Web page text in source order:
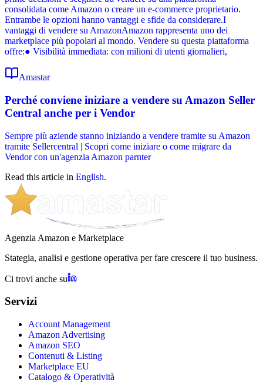
consolidata come Amazon o creare un e-commerce proprietario.
Entrambe le opzioni hanno vantaggi e sfide da considerare.I
vantaggi di vendere su AmazonAmazon rappresenta uno dei
marketplace più popolari al mondo. Vendere su questa piattaforma
offre:● Visibilità immediata: con milioni di utenti giornalieri,
Amastar
Perché conviene iniziare a vendere su Amazon Seller
Central anche per i Vendor
Sempre più aziende stanno iniziando a vendere tramite su Amazon
tramite Sellercentral | Scopri come iniziare o come migrare da
Vendor con un'agenzia Amazon parnter
Read this article in English.
Agenzia Amazon e Marketplace
Stategia, analisi e gestione operativa per fare crescere il tuo business.
Ci trovi anche su
Servizi
Account Management
Amazon Advertising
Amazon SEO
Contenuti & Listing
Marketplace EU
Catalogo & Operatività